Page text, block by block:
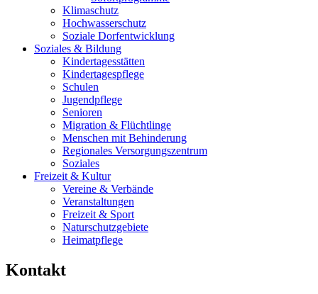
Klimaschutz
Hochwasserschutz
Soziale Dorfentwicklung
Soziales & Bildung
Kindertagesstätten
Kindertagespflege
Schulen
Jugendpflege
Senioren
Migration & Flüchtlinge
Menschen mit Behinderung
Regionales Versorgungszentrum
Soziales
Freizeit & Kultur
Vereine & Verbände
Veranstaltungen
Freizeit & Sport
Naturschutzgebiete
Heimatpflege
Kontakt